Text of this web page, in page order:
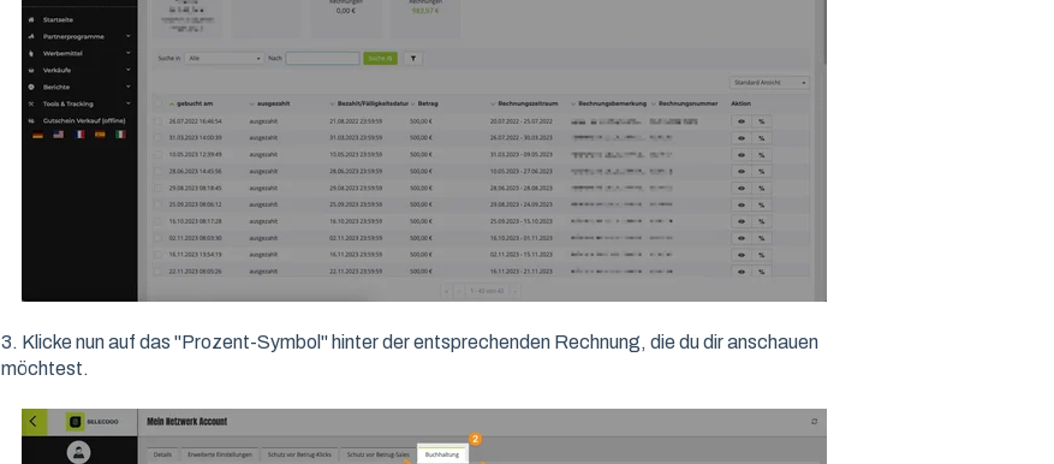
3. Klicke nun auf das "Prozent-Symbol" hinter der entsprechenden Rechnung, die du dir anschauen
möchtest.